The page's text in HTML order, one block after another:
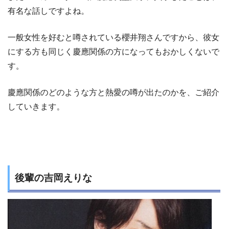
有名な話しですよね。
一般女性を好むと噂されている櫻井翔さんですから、彼女
にする方も同じく慶應関係の方になってもおかしくないで
す。
慶應関係のどのような方と熱愛の噂が出たのかを、ご紹介
していきます。
後輩の吉岡えりな